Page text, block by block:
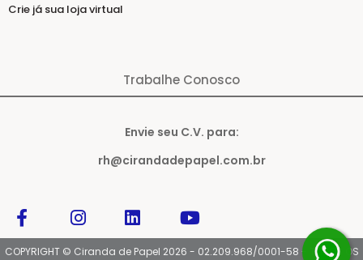
Crie já sua loja virtual
Trabalhe Conosco
Envie seu C.V. para:
rh@cirandadepapel.com.br
COPYRIGHT © Ciranda de Papel 2026 - 02.209.968/0001-58 - TODOS OS